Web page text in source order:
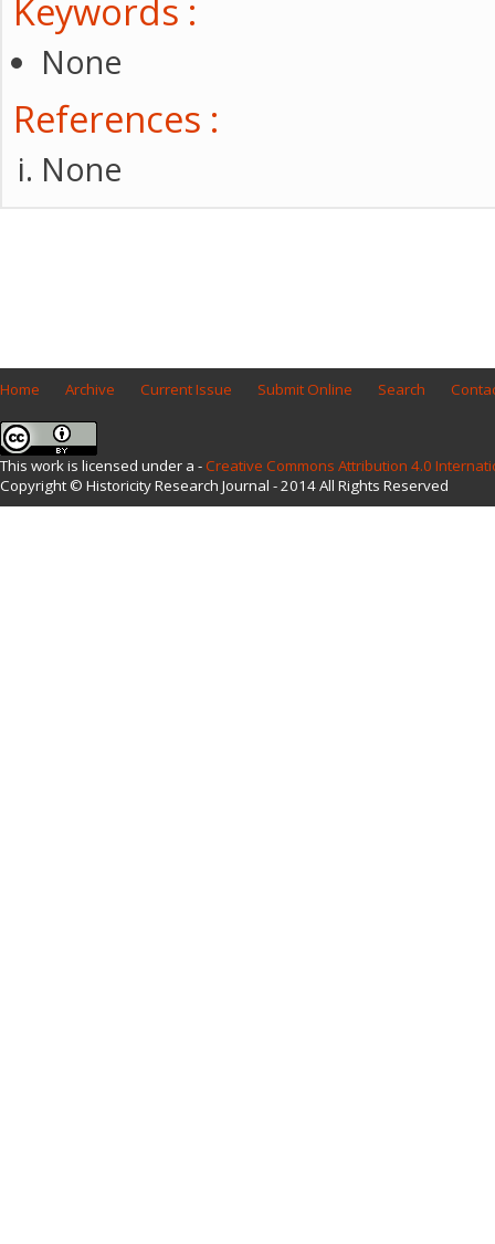
Keywords :
None
References :
None
Home Archive Current Issue Submit Online Search
This work is licensed under a - Creative Commons Attribution 4.0
Copyright © Historicity Research Journal - 2014 All Rights Reserved